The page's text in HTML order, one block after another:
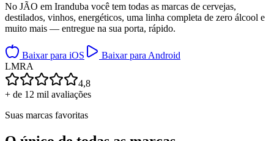
No JÃO em Iranduba você tem todas as marcas de cervejas,
destilados, vinhos, energéticos, uma linha completa de zero álcool e
muito mais — entregue na sua porta, rápido.
Baixar para iOS
Baixar para Android
LMRA
4,8
+ de 12 mil avaliações
Suas marcas favoritas